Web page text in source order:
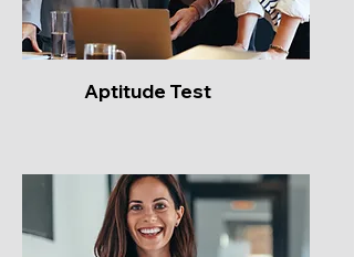
Aptitude Test